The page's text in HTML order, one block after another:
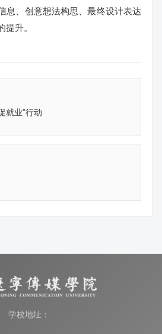
息、创意想法构思、最终设计表达
升。
就业”行动
学校地址：